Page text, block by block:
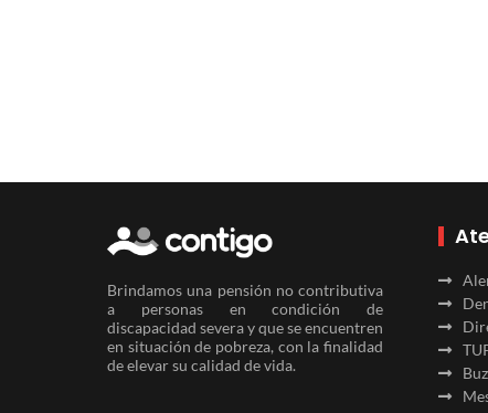
Brindamos una pensión no contributiva
a personas en condición de
discapacidad severa y que se encuentren
en situación de pobreza, con la finalidad
de elevar su calidad de vida.